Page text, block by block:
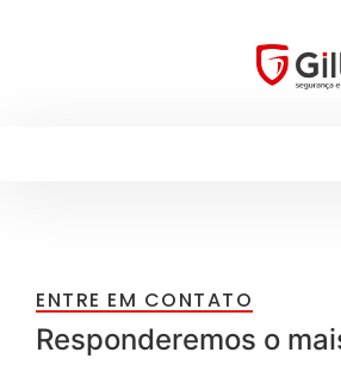
ENTRE EM CONTATO
Responderemos o